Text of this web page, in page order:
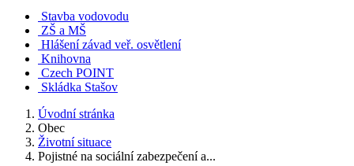
Stavba vodovodu
ZŠ a MŠ
Hlášení závad veř. osvětlení
Knihovna
Czech POINT
Skládka Stašov
Úvodní stránka
Obec
Životní situace
Pojistné na sociální zabezpečení a...